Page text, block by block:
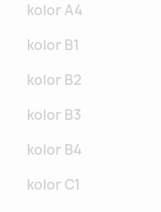
kolor A4
kolor B1
kolor B2
kolor B3
kolor B4
kolor C1